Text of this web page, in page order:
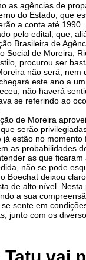
as agências de
do Estado, que
a conta até 1990.
pelo edital, que,
Brasileira de
Social de Moreira,
procurou ser
não será,
este ano a
não haverá
se referindo ao
de Moreira
serão
já estão no
as probabilidades
as que
não se pode
Boechat deixou
de alto nível.
a sua
sente em
junto com os